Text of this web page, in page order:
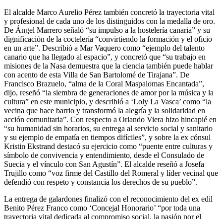
El alcalde Marco Aurelio Pérez también concretó la trayectoria vital
y profesional de cada uno de los distinguidos con la medalla de oro.
De Ángel Marrero señaló “su impulso a la hostelería canaria” y su
dignificación de la coctelería “convirtiendo la formación y el oficio
en un arte”. Describió a Mar Vaquero como “ejemplo del talento
canario que ha llegado al espacio”, y concretó que “su trabajo en
misiones de la Nasa demuestra que la ciencia también puede hablar
con acento de esta Villa de San Bartolomé de Tirajana”. De
Francisco Brazuelo, “alma de la Coral Maspalomas Encantada”,
dijo, reseñó “la siembra de generaciones de amor por la música y la
cultura” en este municipio, y describió a ‘Loly La Vasca’ como “la
vecina que hace barrio y transformó la alegría y la solidaridad en
acción comunitaria”. Con respecto a Orlando Viera hizo hincapié en
“su humanidad sin horarios, su entrega al servicio social y sanitario
y su ejemplo de empatía en tiempos difíciles”, y sobre la ex cónsul
Kristin Ekstrand destacó su ejercicio como “puente entre culturas y
símbolo de convivencia y entendimiento, desde el Consulado de
Suecia y el vínculo con San Agustín”. El alcalde reseñó a Josefa
Trujillo como “voz firme del Castillo del Romeral y líder vecinal que
defendió con respeto y constancia los derechos de su pueblo”.
La entrega de galardones finalizó con el reconocimiento del ex edil
Benito Pérez Franco como ‘Concejal Honorario’ “por toda una
trayectoria vital dedicada al compromiso social, la pasión por el